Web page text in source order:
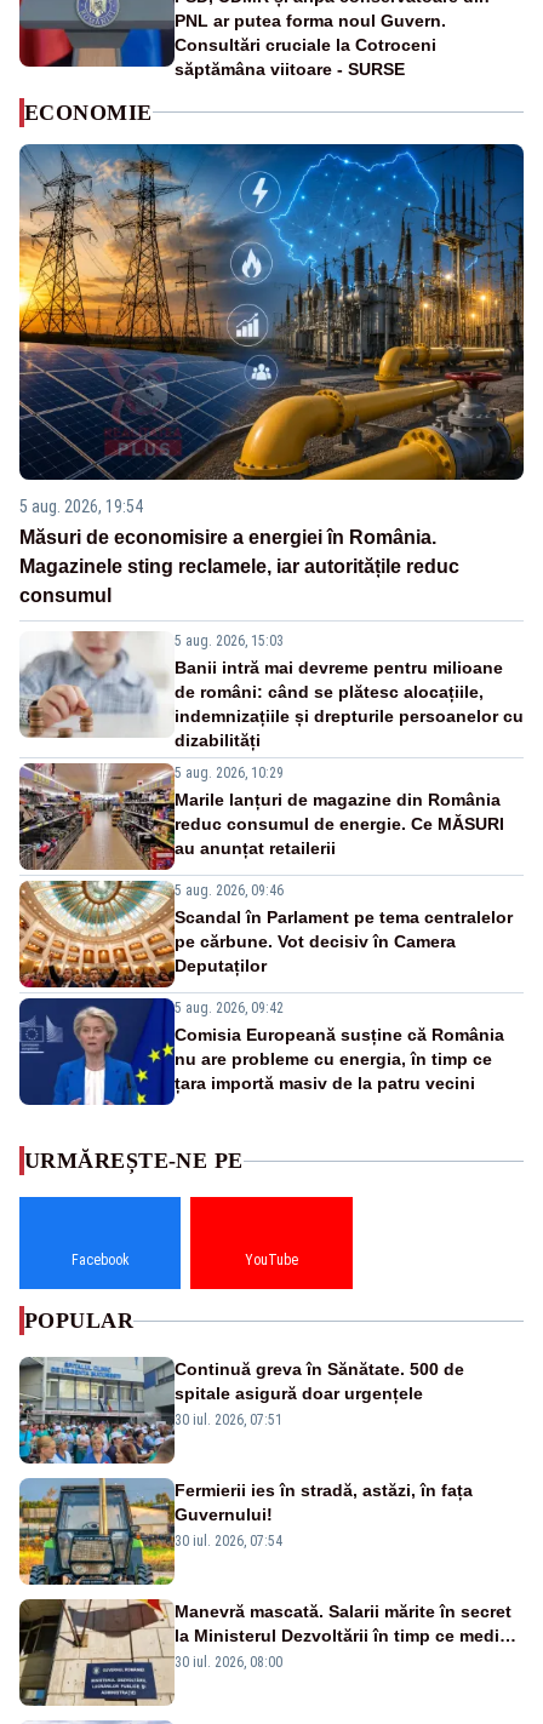
PNL ar putea forma noul Guvern.
Consultări cruciale la Cotroceni
săptămâna viitoare - SURSE
ECONOMIE
5 aug. 2026, 19:54
Măsuri de economisire a energiei în România.
Magazinele sting reclamele, iar autoritățile reduc
consumul
5 aug. 2026, 15:03
Banii intră mai devreme pentru milioane
de români: când se plătesc alocațiile,
indemnizațiile și drepturile persoanelor cu
dizabilități
5 aug. 2026, 10:29
Marile lanțuri de magazine din România
reduc consumul de energie. Ce MĂSURI
au anunțat retailerii
5 aug. 2026, 09:46
Scandal în Parlament pe tema centralelor
pe cărbune. Vot decisiv în Camera
Deputaților
5 aug. 2026, 09:42
Comisia Europeană susține că România
nu are probleme cu energia, în timp ce
țara importă masiv de la patru vecini
URMĂREȘTE-NE PE
Facebook YouTube
POPULAR
Continuă greva în Sănătate. 500 de
spitale asigură doar urgențele
30 iul. 2026, 07:51
Fermierii ies în stradă, astăzi, în fața
Guvernului!
30 iul. 2026, 07:54
Manevră mascată. Salarii mărite în secret
la Ministerul Dezvoltării în timp ce medicii
ies în stradă
30 iul. 2026, 08:00